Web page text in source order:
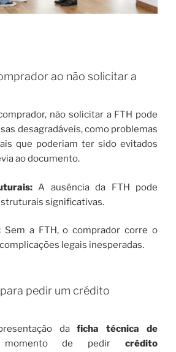
ao não solicitar a
não solicitar a FTH pode
desagradáveis, como problemas
que poderiam ter sido evitados
ao documento.
A ausência da FTH pode
significativas.
Sem a FTH, o comprador corre o
legais inesperadas.
pedir um crédito
daficha técnica de
de pedircrédito